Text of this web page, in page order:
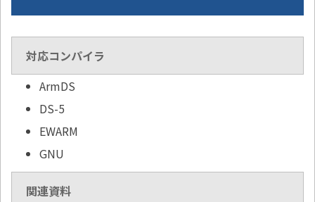
対応コンパイラ
ArmDS
DS-5
EWARM
GNU
関連資料